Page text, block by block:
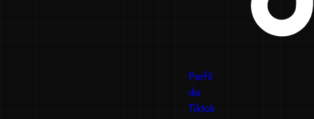
Perfil
de
Tiktok